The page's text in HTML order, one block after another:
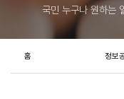
국민 누구나 원하는
홈 정보